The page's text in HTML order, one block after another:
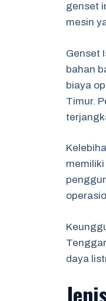
genset
mesin
Genset
bahan
biaya
Timur.
daya